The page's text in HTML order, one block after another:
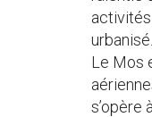
activités
urbanisé.
Le Mos
s’opère